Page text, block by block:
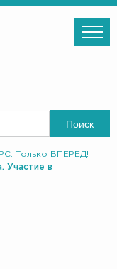
Поиск
Только ВПЕРЕД!
Участие в